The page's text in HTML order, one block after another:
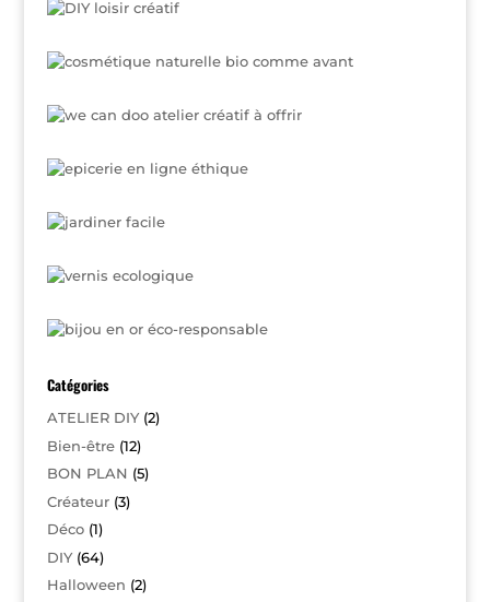
Catégories
ATELIER DIY(2)
Bien-être(12)
BON PLAN (5)
Créateur(3)
Déco(1)
DIY(64)
Halloween (2)